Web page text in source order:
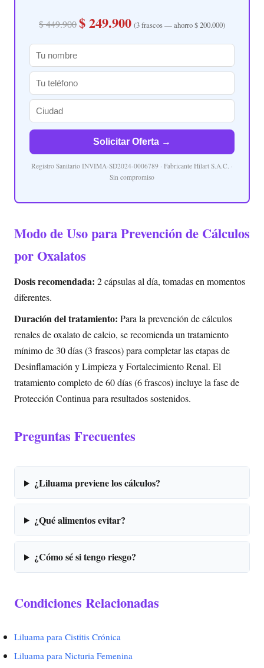
$ 449.900$ 249.900 (3 frascos — ahorro $ 200.000)
Solicitar Oferta →
Registro Sanitario INVIMA-SD2024-0006789 · Fabricante Hilart S.A.C. ·
Sin compromiso
Modo de Uso para Prevención de Cálculos
por Oxalatos
Dosis recomendada: 2 cápsulas al día, tomadas en momentos
diferentes.
Duración del tratamiento: Para la prevención de cálculos
renales de oxalato de calcio, se recomienda un tratamiento
mínimo de 30 días (3 frascos) para completar las etapas de
Desinflamación y Limpieza y Fortalecimiento Renal. El
tratamiento completo de 60 días (6 frascos) incluye la fase de
Protección Continua para resultados sostenidos.
Preguntas Frecuentes
¿Liluama previene los cálculos?
¿Qué alimentos evitar?
¿Cómo sé si tengo riesgo?
Condiciones Relacionadas
Liluama para Cistitis Crónica
Liluama para Nicturia Femenina